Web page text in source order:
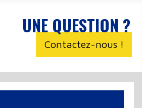
UNE QUESTION ?
Contactez-nous !